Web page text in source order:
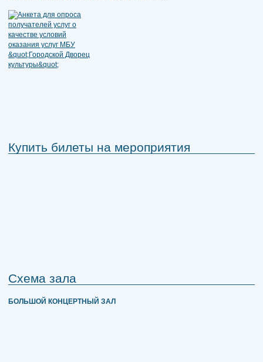
Купить билеты на мероприятия
Схема зала
БОЛЬШОЙ КОНЦЕРТНЫЙ ЗАЛ